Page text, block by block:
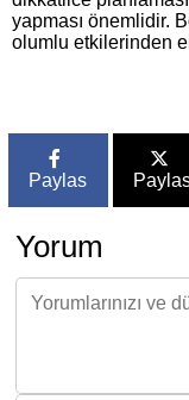
yapması önemlidir.
olumlu etkilerinden
Paylas
Yorum